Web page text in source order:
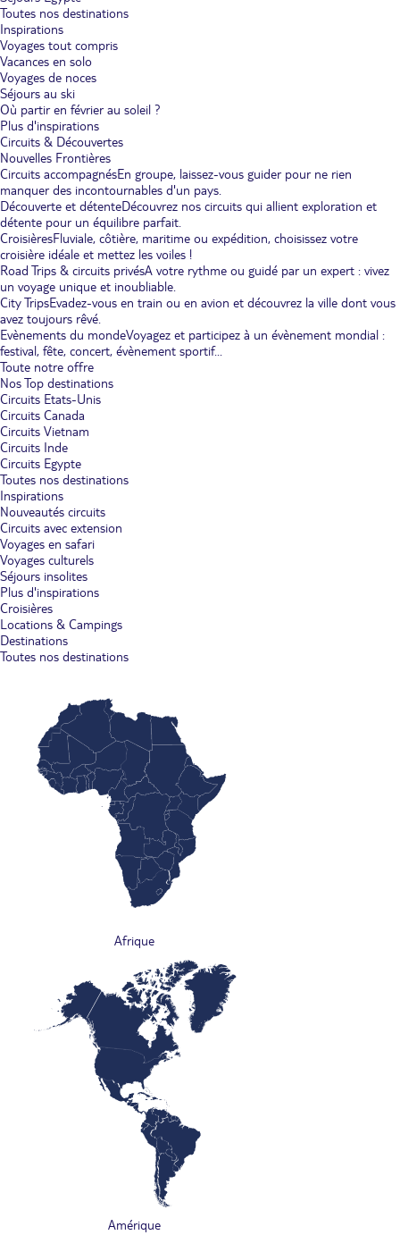
Toutes nos destinations
Inspirations
Voyages tout compris
Vacances en solo
Voyages de noces
Séjours au ski
Où partir en février au soleil ?
Plus d'inspirations
Circuits & Découvertes
Nouvelles Frontières
Circuits accompagnésEn groupe, laissez-vous guider pour ne rien
manquer des incontournables d'un pays.
Découverte et détenteDécouvrez nos circuits qui allient exploration et
détente pour un équilibre parfait.
CroisièresFluviale, côtière, maritime ou expédition, choisissez votre
croisière idéale et mettez les voiles !
Road Trips & circuits privésA votre rythme ou guidé par un expert : vivez
un voyage unique et inoubliable.
City TripsEvadez-vous en train ou en avion et découvrez la ville dont vous
avez toujours rêvé.
Evènements du mondeVoyagez et participez à un évènement mondial :
festival, fête, concert, évènement sportif...
Toute notre offre
Nos Top destinations
Circuits Etats-Unis
Circuits Canada
Circuits Vietnam
Circuits Inde
Circuits Egypte
Toutes nos destinations
Inspirations
Nouveautés circuits
Circuits avec extension
Voyages en safari
Voyages culturels
Séjours insolites
Plus d'inspirations
Croisières
Locations & Campings
Destinations
Toutes nos destinations
Afrique
Amérique